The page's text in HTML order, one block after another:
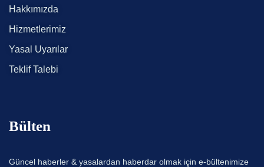
Hakkımızda
Hizmetlerimiz
Yasal Uyarılar
Teklif Talebi
Bülten
Güncel haberler & yasalardan haberdar olmak için e-bültenimize